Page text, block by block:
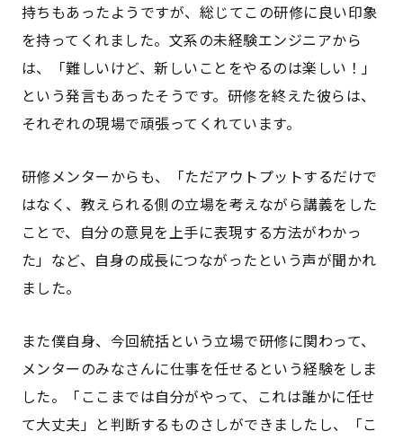
持ちもあったようですが、総じてこの研修に良い印象
を持ってくれました。文系の未経験エンジニアから
は、「難しいけど、新しいことをやるのは楽しい！」
という発言もあったそうです。研修を終えた彼らは、
それぞれの現場で頑張ってくれています。
研修メンターからも、「ただアウトプットするだけで
はなく、教えられる側の立場を考えながら講義をした
ことで、自分の意見を上手に表現する方法がわかっ
た」など、自身の成長につながったという声が聞かれ
ました。
また僕自身、今回統括という立場で研修に関わって、
メンターのみなさんに仕事を任せるという経験をしま
した。「ここまでは自分がやって、これは誰かに任せ
て大丈夫」と判断するものさしができましたし、「こ